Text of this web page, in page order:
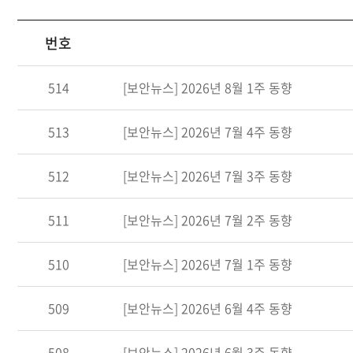
번호
514 [보안뉴스] 2026년 8월 1주 동향
513 [보안뉴스] 2026년 7월 4주 동향
512 [보안뉴스] 2026년 7월 3주 동향
511 [보안뉴스] 2026년 7월 2주 동향
510 [보안뉴스] 2026년 7월 1주 동향
509 [보안뉴스] 2026년 6월 4주 동향